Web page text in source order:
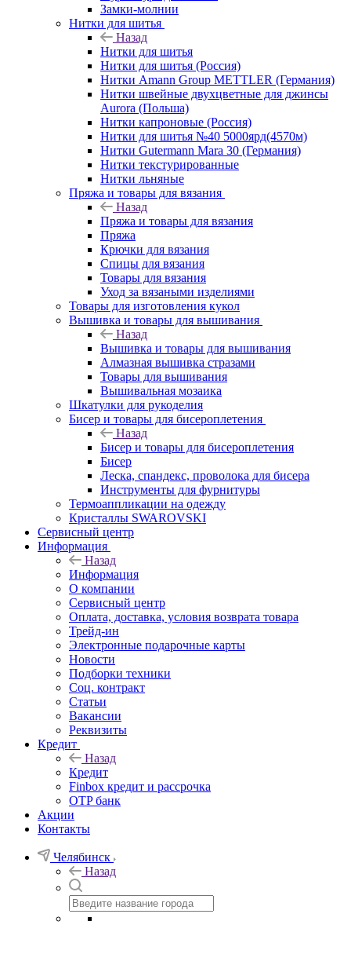
Замки-молнии
Нитки для шитья
Назад
Нитки для шитья
Нитки для шитья (Россия)
Нитки Amann Group METTLER (Германия)
Нитки швейные двухцветные для джинсы
Aurora (Польша)
Нитки капроновые (Россия)
Нитки для шитья №40 5000ярд(4570м)
Нитки Gutermann Mara 30 (Германия)
Нитки текстурированные
Нитки льняные
Пряжа и товары для вязания
Назад
Пряжа и товары для вязания
Пряжа
Крючки для вязания
Спицы для вязания
Товары для вязания
Уход за вязаными изделиями
Товары для изготовления кукол
Вышивка и товары для вышивания
Назад
Вышивка и товары для вышивания
Алмазная вышивка стразами
Товары для вышивания
Вышивальная мозаика
Шкатулки для рукоделия
Бисер и товары для бисероплетения
Назад
Бисер и товары для бисероплетения
Бисер
Леска, спандекс, проволока для бисера
Инструменты для фурнитуры
Термоаппликации на одежду
Кристаллы SWAROVSKI
Сервисный центр
Информация
Назад
Информация
О компании
Сервисный центр
Оплата, доставка, условия возврата товара
Трейд-ин
Электронные подарочные карты
Новости
Подборки техники
Соц. контракт
Статьи
Вакансии
Реквизиты
Кредит
Назад
Кредит
Finbox кредит и рассрочка
OTP банк
Акции
Контакты
Челябинск
Назад